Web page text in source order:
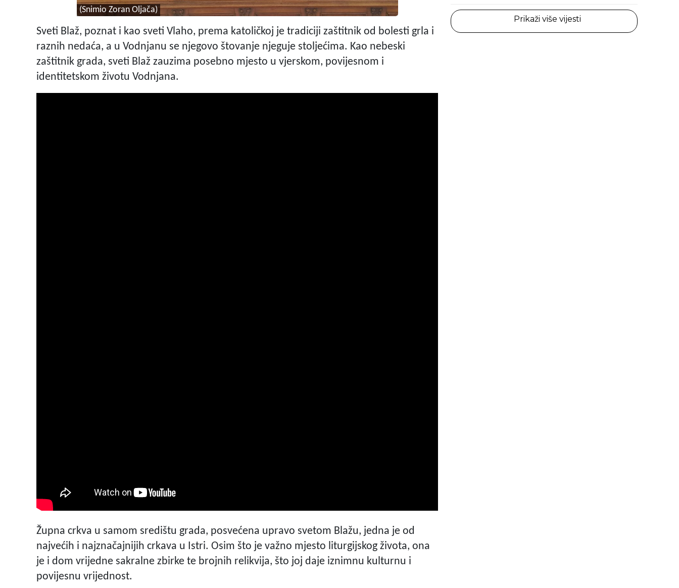
(Snimio Zoran Oljača)
Sveti Blaž, poznat i kao sveti Vlaho, prema katoličkoj je tradiciji zaštitnik od bolesti grla i
raznih nedaća, a u Vodnjanu se njegovo štovanje njeguje stoljećima. Kao nebeski
zaštitnik grada, sveti Blaž zauzima posebno mjesto u vjerskom, povijesnom i
identitetskom životu Vodnjana.
Župna crkva u samom središtu grada, posvećena upravo svetom Blažu, jedna je od
najvećih i najznačajnijih crkava u Istri. Osim što je važno mjesto liturgijskog života, ona
je i dom vrijedne sakralne zbirke te brojnih relikvija, što joj daje iznimnu kulturnu i
povijesnu vrijednost.
Prikaži više vijesti